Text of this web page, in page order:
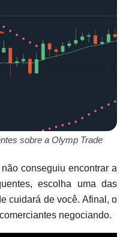
sobre a Olymp Trade
conseguiu encontrar a
escolha uma das
cuidará de você. Afinal, o
negociando.